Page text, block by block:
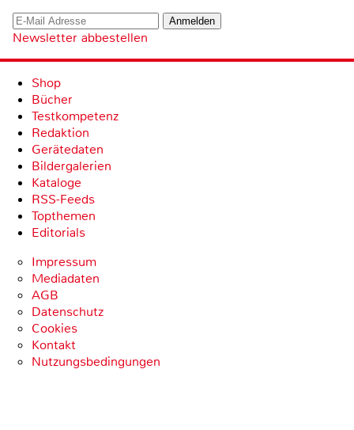
Newsletter abbestellen
Shop
Bücher
Testkompetenz
Redaktion
Gerätedaten
Bildergalerien
Kataloge
RSS-Feeds
Topthemen
Editorials
Impressum
Mediadaten
AGB
Datenschutz
Cookies
Kontakt
Nutzungsbedingungen